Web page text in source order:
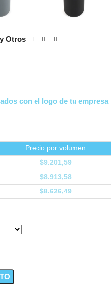
Otros
con el logo de tu empresa
Precio por volumen
$9.201,59
$8.913,58
$8.626,49